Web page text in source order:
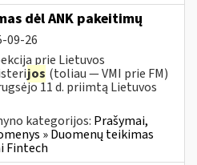
dėl ANK pakeitimų
09-26
prie Lietuvos
jos (toliau — VMI prie FM)
11 d. priimtą Lietuvos
kategorijos: Prašymai,
» Duomenų teikimas
Fintech